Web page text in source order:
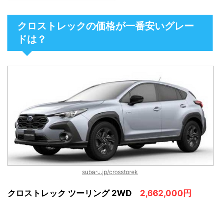
クロストレックの価格が一番安いグレー
ドは？
subaru.jp/crosstorek
クロストレック ツーリング 2WD 2,662,000円